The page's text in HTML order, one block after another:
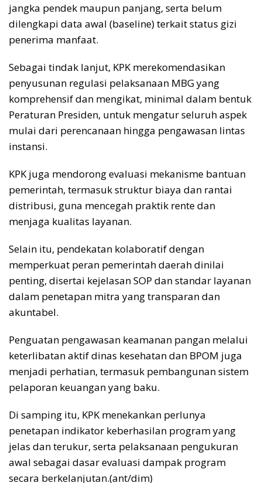
jangka pendek maupun panjang, serta belum
dilengkapi data awal (baseline) terkait status gizi
penerima manfaat.
Sebagai tindak lanjut, KPK merekomendasikan
penyusunan regulasi pelaksanaan MBG yang
komprehensif dan mengikat, minimal dalam bentuk
Peraturan Presiden, untuk mengatur seluruh aspek
mulai dari perencanaan hingga pengawasan lintas
instansi.
KPK juga mendorong evaluasi mekanisme bantuan
pemerintah, termasuk struktur biaya dan rantai
distribusi, guna mencegah praktik rente dan
menjaga kualitas layanan.
Selain itu, pendekatan kolaboratif dengan
memperkuat peran pemerintah daerah dinilai
penting, disertai kejelasan SOP dan standar layanan
dalam penetapan mitra yang transparan dan
akuntabel.
Penguatan pengawasan keamanan pangan melalui
keterlibatan aktif dinas kesehatan dan BPOM juga
menjadi perhatian, termasuk pembangunan sistem
pelaporan keuangan yang baku.
Di samping itu, KPK menekankan perlunya
penetapan indikator keberhasilan program yang
jelas dan terukur, serta pelaksanaan pengukuran
awal sebagai dasar evaluasi dampak program
secara berkelanjutan.(ant/dim)